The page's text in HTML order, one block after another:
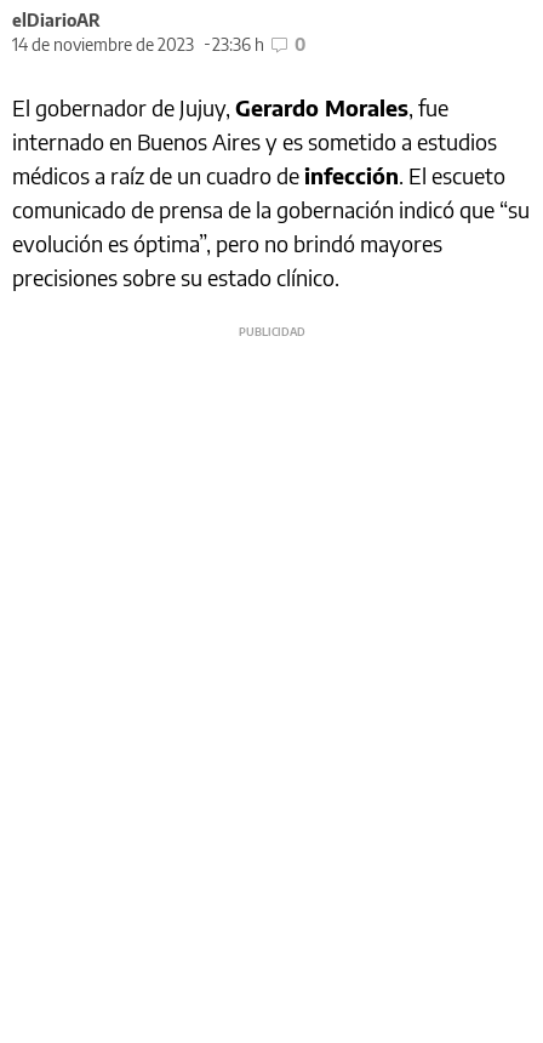
elDiarioAR
14 de noviembre de 2023
23:36 h 0
El gobernador de Jujuy, Gerardo Morales, fue
internado en Buenos Aires y es sometido a estudios
médicos a raíz de un cuadro deinfección. El escueto
comunicado de prensa de la gobernación indicó que “su
evolución es óptima”, pero no brindó mayores
precisiones sobre su estado clínico.